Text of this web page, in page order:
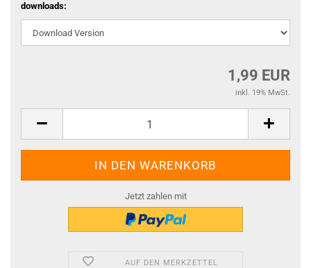
downloads:
1,99 EUR
inkl. 19% MwSt.
Jetzt zahlen mit
AUF DEN MERKZETTEL